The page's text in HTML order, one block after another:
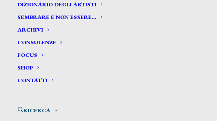
DIZIONARIO DEGLI ARTISTI
SEMBRARE E NON ESSERE…
ARCHIVI
CONSULENZE
FOCUS
SHOP
CONTATTI
RICERCA
Gerosa Carlo*
GEROSA CARLO
Allievo di P. Palagi, dal 1824 frequentò